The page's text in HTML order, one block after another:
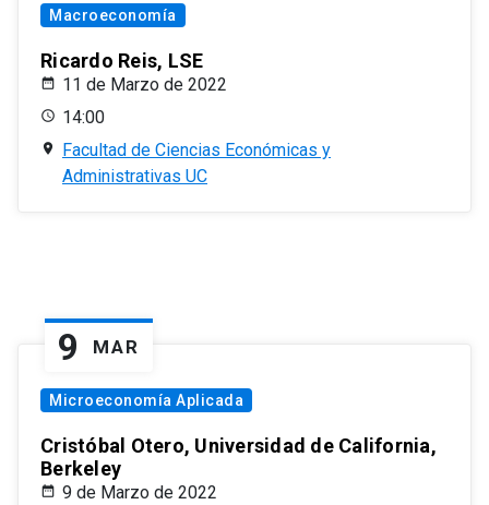
Macroeconomía
Ricardo Reis, LSE
11 de Marzo de 2022
14:00
Facultad de Ciencias Económicas y
Administrativas UC
9 MAR
Microeconomía Aplicada
Cristóbal Otero, Universidad de California,
Berkeley
9 de Marzo de 2022